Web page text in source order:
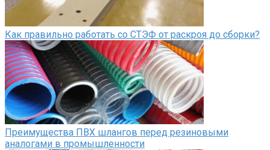
Как правильно работать со СТЭФ от раскроя до сборки?
Преимущества ПВХ шлангов перед резиновыми
аналогами в промышленности